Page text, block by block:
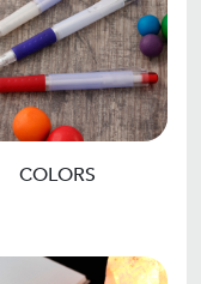
COLORS